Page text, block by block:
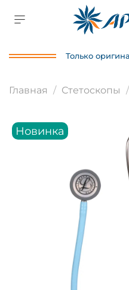
Только
Главная Стетоскопы
Новинка